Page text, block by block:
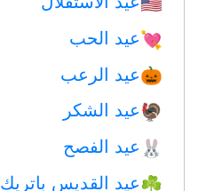
💘عيد الحب
🎃عيد الرعب
🦃عيد الشكر
🐰 عيد الفصح
☘️عيد القديس باتريك